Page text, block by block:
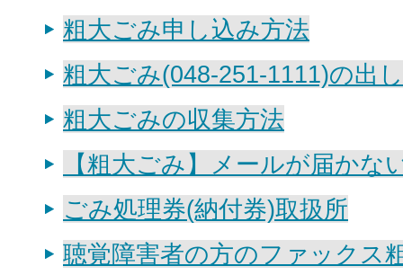
粗大ごみ申し込み方法
粗大ごみ(048-251-1111)の出
粗大ごみの収集方法
【粗大ごみ】メールが届かな
ごみ処理券(納付券)取扱所
聴覚障害者の方のファックス